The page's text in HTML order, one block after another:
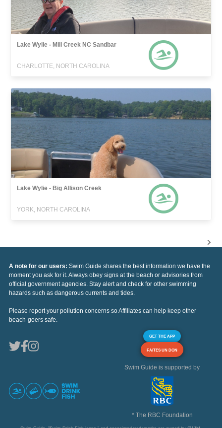
Lake Wylie - Mill Creek NC Sandbar
CHARLOTTE, NORTH CAROLINA
Lake Wylie - Big Allison Creek
YORK, NORTH CAROLINA
A note for our users: Swim Guide shares the best information we have the
moment you ask for it. Always obey signs at the beach or advisories from
official government agencies. Stay alert and check for other swimming
hazards such as dangerous currents and tides.
Please report your pollution concerns so Affiliates can help keep other
beach-goers safe.
GET THE APP
FAITES UN DON
Swim Guide is supported by
* The RBC Foundation